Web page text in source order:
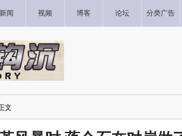
新闻 视频 博客 论坛 分类广告
文